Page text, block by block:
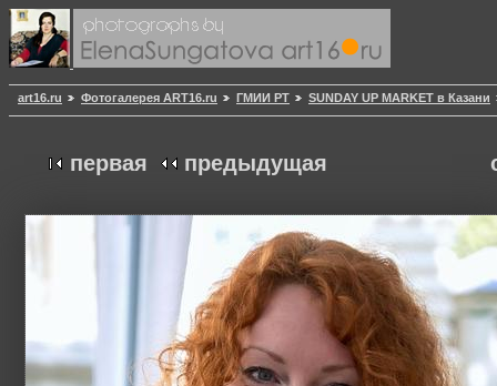
art16.ru Фотогалерея ART16.ru ГМИИ РТ SUNDAY UP MARKET в Казани
первая предыдущая